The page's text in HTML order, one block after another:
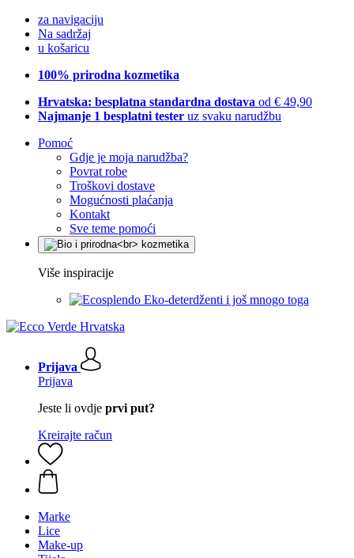
za navigaciju
Na sadržaj
u košaricu
100% prirodna kozmetika
Hrvatska: besplatna standardna dostava od € 49,90
Najmanje 1 besplatni tester uz svaku narudžbu
Pomoć
Gdje je moja narudžba?
Povrat robe
Troškovi dostave
Mogućnosti plaćanja
Kontakt
Sve teme pomoći
Više inspiracije
Eko-deterdženti i još mnogo toga
Prijava
Prijava
Jeste li ovdje prvi put?
Kreirajte račun
Marke
Lice
Make-up